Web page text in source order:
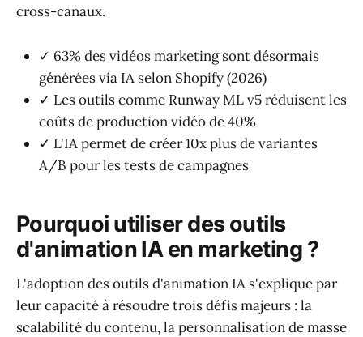
cross-canaux.
✓ 63% des vidéos marketing sont désormais
générées via IA selon Shopify (2026)
✓ Les outils comme Runway ML v5 réduisent les
coûts de production vidéo de 40%
✓ L'IA permet de créer 10x plus de variantes
A/B pour les tests de campagnes
Pourquoi utiliser des outils
d'animation IA en marketing ?
L'adoption des outils d'animation IA s'explique par
leur capacité à résoudre trois défis majeurs : la
scalabilité du contenu, la personnalisation de masse